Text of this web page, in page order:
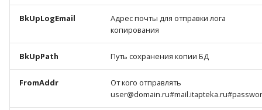
BkUpLogEmail
Адрес почты для отправки лога
копирования
BkUpPath Путь сохранения копии БД
FromAddr
От кого отправлять